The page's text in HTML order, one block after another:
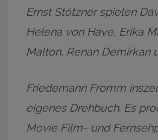
Ernst Stötzner spielen
Helena von Have, Erika
Malton, Renan Demirkan
Friedemann Fromm
eigenes Drehbuch. Es
Movie Film- und